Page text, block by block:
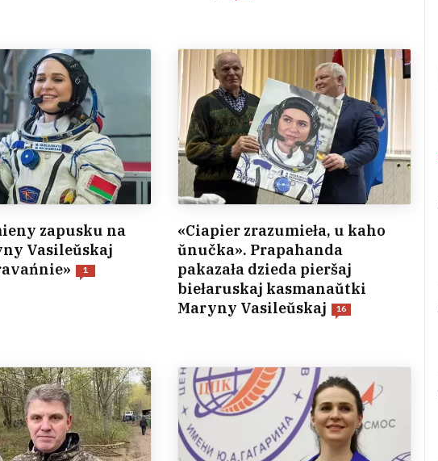
zapusku na
Vasileŭskaj
1
«Ciapier zrazumieła, u kaho
ŭnučka». Prapahanda
pakazała dzieda pieršaj
biełaruskaj kasmanaŭtki
Maryny Vasileŭskaj
16